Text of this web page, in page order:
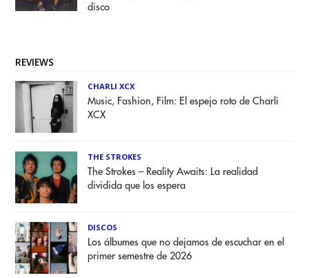
disco
REVIEWS
CHARLI XCX
Music, Fashion, Film: El espejo roto de Charli
XCX
THE STROKES
The Strokes – Reality Awaits: La realidad
dividida que los espera
DISCOS
Los álbumes que no dejamos de escuchar en el
primer semestre de 2026